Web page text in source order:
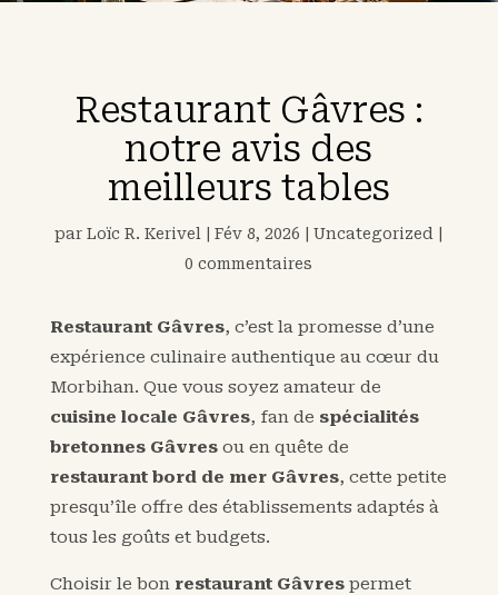
Restaurant Gâvres :
notre avis des
meilleurs tables
parLoïc R. Kerivel |Fév 8, 2026 |Uncategorized
0 commentaires
Restaurant Gâvres, c’est la promesse d’une
expérience culinaire authentique au cœur du
Morbihan. Que vous soyez amateur de
cuisine locale Gâvres, fan de spécialités
bretonnes Gâvresou en quête de
restaurant bord de mer Gâvres, cette petite
presqu’île offre des établissements adaptés à
tous les goûts et budgets.
Choisir le bon restaurant Gâvrespermet